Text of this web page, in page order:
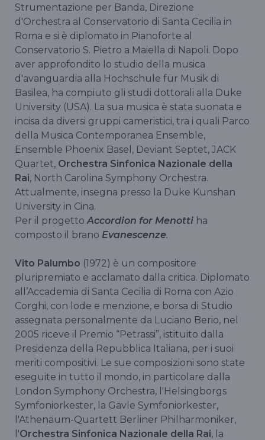
Strumentazione per Banda, Direzione
d'Orchestra al Conservatorio di Santa Cecilia in
Roma e si è diplomato in Pianoforte al
Conservatorio S. Pietro a Maiella di Napoli. Dopo
aver approfondito lo studio della musica
d'avanguardia alla Hochschule für Musik di
Basilea, ha compiuto gli studi dottorali alla Duke
University (USA). La sua musica è stata suonata e
incisa da diversi gruppi cameristici, tra i quali Parco
della Musica Contemporanea Ensemble,
Ensemble Phoenix Basel, Deviant Septet, JACK
Quartet, Orchestra Sinfonica Nazionale della
Rai, North Carolina Symphony Orchestra.
Attualmente, insegna presso la Duke Kunshan
University in Cina.
Per il progettoAccordion for Menotti ha
composto il brano Evanescenze.
Vito Palumbo (1972) è un compositore
pluripremiato e acclamato dalla critica. Diplomato
all’Accademia di Santa Cecilia di Roma con Azio
Corghi, con lode e menzione, e borsa di Studio
assegnata personalmente da Luciano Berio, nel
2005 riceve il Premio “Petrassi”, istituito dalla
Presidenza della Repubblica Italiana, per i suoi
meriti compositivi. Le sue composizioni sono state
eseguite in tutto il mondo, in particolare dalla
London Symphony Orchestra, l'Helsingborgs
Symfoniorkester, la Gävle Symfoniorkester,
l'Athenäum-Quartett Berliner Philharmoniker,
l'Orchestra Sinfonica Nazionale della Rai, la